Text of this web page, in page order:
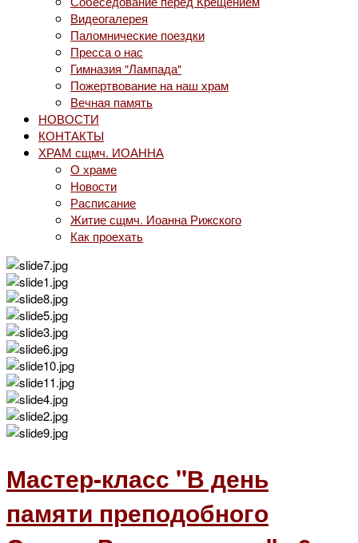
Видеогалерея
Паломнические поездки
Пресса о нас
Гимназия "Лампада"
Пожертвование на наш храм
Вечная память
НОВОСТИ
КОНТАКТЫ
ХРАМ сщмч. ИОАННА
О храме
Новости
Расписание
Житие сщмч. Иоанна Рижского
Как проехать
Мастер-класс "В день
памяти преподобного